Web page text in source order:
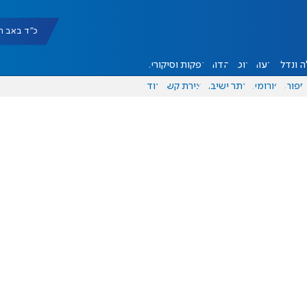
כ"ד באב תשפ"ו
ונדל"ן דעות אוכל יהדות הפקות וסיקורים
ספורט פורומים אתר ישיבה יצירת קשר עוד